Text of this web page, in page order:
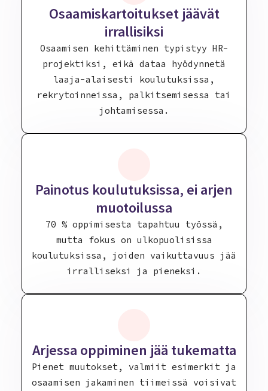
Osaamiskartoitukset jäävät
irrallisiksi
Osaamisen kehittäminen typistyy HR-
projektiksi, eikä dataa hyödynnetä
laaja-alaisesti koulutuksissa,
rekrytoinneissa, palkitsemisessa tai
johtamisessa.
Painotus koulutuksissa, ei arjen
muotoilussa
70 % oppimisesta tapahtuu työssä,
mutta fokus on ulkopuolisissa
koulutuksissa, joiden vaikuttavuus jää
irralliseksi ja pieneksi.
Arjessa oppiminen jää tukematta
Pienet muutokset, valmiit esimerkit ja
osaamisen jakaminen tiimeissä voisivat